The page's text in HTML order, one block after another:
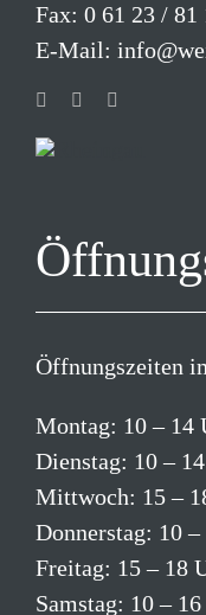
Fax: 0 61 23 / 81
E-Mail:
Öffnungszeiten
Montag: 10 – 14
Dienstag: 10 –
Mittwoch: 15 –
Donnerstag: 10
Freitag: 15 – 18
Samstag: 10 –